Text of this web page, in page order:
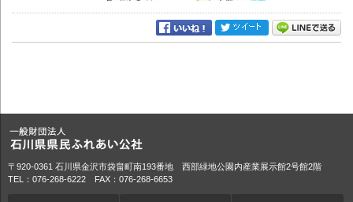
〒920-0361 石川県金沢市袋畠町南193番地 西部緑地公園内産業展示館2号館2階
TEL：076-268-6222 FAX：076-268-6653